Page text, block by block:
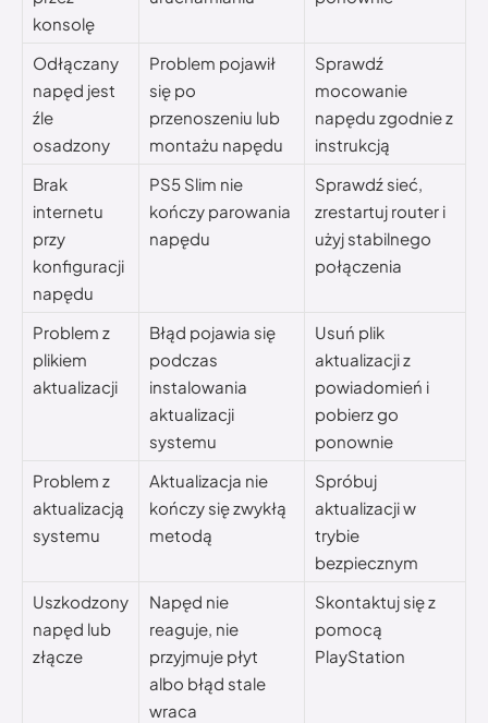
konsolę
Odłączany
napęd jest
źle
osadzony
Problem pojawił
się po
przenoszeniu lub
montażu napędu
Sprawdź
mocowanie
napędu zgodnie z
instrukcją
Brak
internetu
przy
konfiguracji
napędu
PS5 Slim nie
kończy parowania
napędu
Sprawdź sieć,
zrestartuj router i
użyj stabilnego
połączenia
Problem z
plikiem
aktualizacji
Błąd pojawia się
podczas
instalowania
aktualizacji
systemu
Usuń plik
aktualizacji z
powiadomień i
pobierz go
ponownie
Problem z
aktualizacją
systemu
Aktualizacja nie
kończy się zwykłą
metodą
Spróbuj
aktualizacji w
trybie
bezpiecznym
Uszkodzony
napęd lub
złącze
Napęd nie
reaguje, nie
przyjmuje płyt
albo błąd stale
wraca
Skontaktuj się z
pomocą
PlayStation